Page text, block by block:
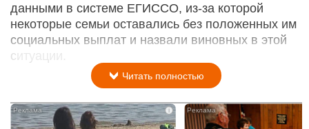
данными в системе ЕГИССО, из-за которой
некоторые семьи оставались без положенных им
социальных выплат и назвали виновных в этой
ситуации.
Читать полностью
i